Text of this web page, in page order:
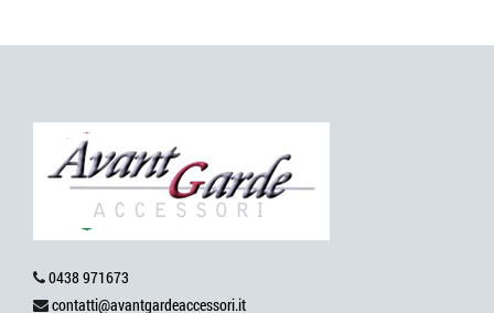
0438 971673
contatti@avantgardeaccessori.it